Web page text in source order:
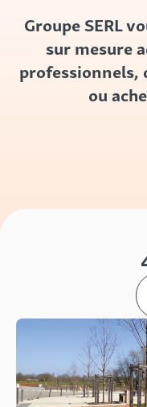
Groupe SERL
sur mesure
professionnels,
ou